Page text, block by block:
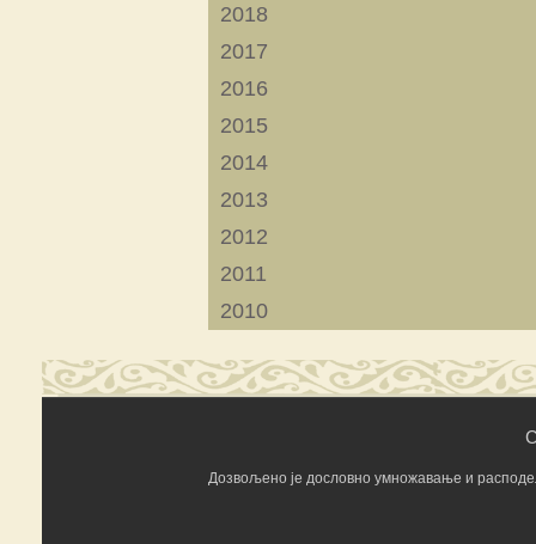
2018
2017
2016
2015
2014
2013
2012
2011
2010
Дозвољено је дословно умножавање и